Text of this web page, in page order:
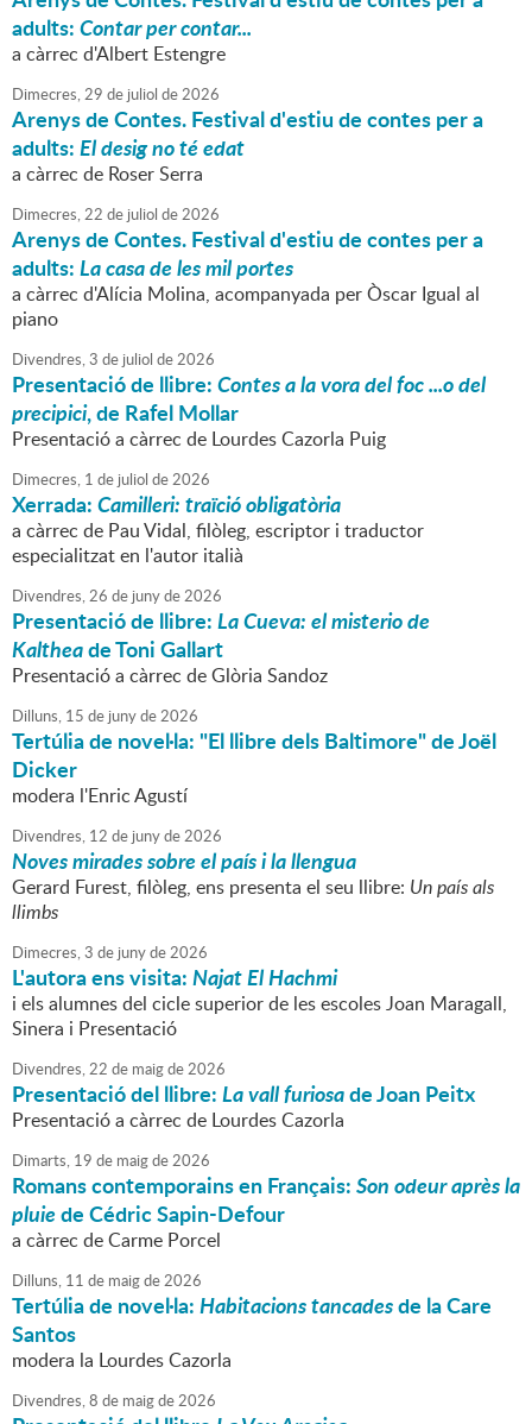
adults:Contar per contar...
a càrrec d'Albert Estengre
Dimecres,29 de juliol de2026
Arenys de Contes. Festival d'estiu de contes per a
adults:El desig no té edat
a càrrec de Roser Serra
Dimecres,22 de juliol de2026
Arenys de Contes. Festival d'estiu de contes per a
adults:La casa de les mil portes
a càrrec d'Alícia Molina, acompanyada per Òscar Igual al
piano
Divendres,3 de juliol de2026
Presentació de llibre:Contes a la vora del foc ...o del
precipici, de Rafel Mollar
Presentació a càrrec de Lourdes Cazorla Puig
Dimecres, 1 de juliol de2026
Xerrada:Camilleri: traïció obligatòria
a càrrec de Pau Vidal, filòleg, escriptor i traductor
especialitzat en l'autor italià
Divendres,26 de junyde2026
Presentació de llibre:La Cueva: el misterio de
Kaltheade Toni Gallart
Presentació a càrrec de Glòria Sandoz
Dilluns, 15 de junyde2026
Tertúlia de novel·la: "El llibre dels Baltimore" de Joël
Dicker
modera l'Enric Agustí
Divendres, 12 de junyde2026
Noves mirades sobre el país i la llengua
Gerard Furest, filòleg, ens presenta el seu llibre: Un país als
llimbs
Dimecres,3 de junyde2026
L'autora ens visita:Najat El Hachmi
i els alumnes del cicle superior de les escoles Joan Maragall,
Sinera i Presentació
Divendres,22 de maigde2026
Presentació del llibre:La vall furiosade Joan Peitx
Presentació a càrrec de Lourdes Cazorla
Dimarts, 19 de maigde2026
Romans contemporains en Français:Son odeur après la
pluiede Cédric Sapin-Defour
a càrrec de Carme Porcel
Dilluns, 11 de maigde2026
Tertúlia de novel·la:Habitacions tancadesde la Care
Santos
modera la Lourdes Cazorla
Divendres,8 de maigde2026